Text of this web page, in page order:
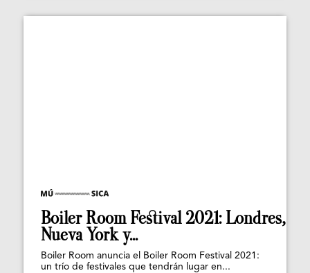
Boiler Room Festival 2021: Londres,
Nueva York y...
Boiler Room anuncia el Boiler Room Festival 2021:
un trío de festivales que tendrán lugar en...